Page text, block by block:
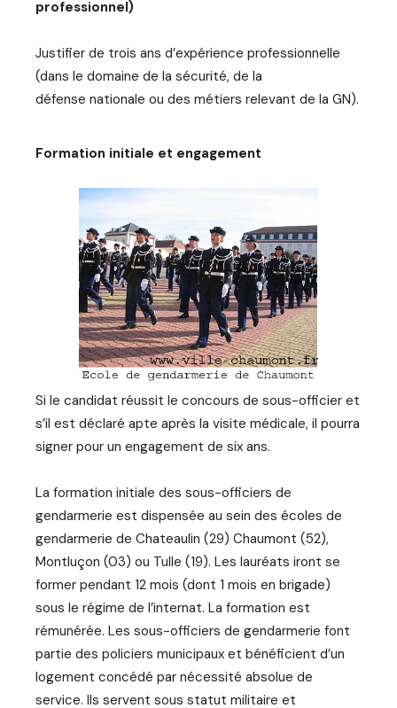
professionnel)
Justifier de trois ans d’expérience professionnelle
(dans le domaine de la sécurité, de la
défense nationale ou des métiers relevant de la GN).
Formation initiale et engagement
Si le candidat réussit le concours de sous-officier et
s’il est déclaré apte après la visite médicale, il pourra
signer pour un engagement de six ans.
La formation initiale des sous-officiers de
gendarmerie est dispensée au sein des écoles de
gendarmerie de Chateaulin (29) Chaumont (52),
Montluçon (03) ou Tulle (19). Les lauréats iront se
former pendant 12 mois (dont 1 mois en brigade)
sous le régime de l’internat. La formation est
rémunérée. Les sous-officiers de gendarmerie font
partie des policiers municipaux et bénéficient d’un
logement concédé par nécessité absolue de
service. Ils servent sous statut militaire et